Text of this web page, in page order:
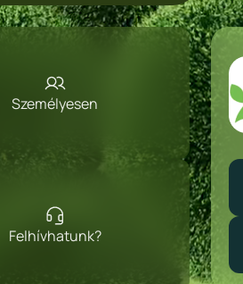
Személyesen
Felhívhatunk?